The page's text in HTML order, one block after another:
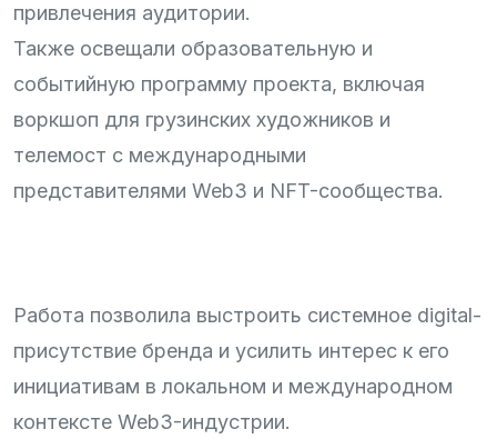
привлечения аудитории.
Также освещали образовательную и
событийную программу проекта, включая
воркшоп для грузинских художников и
телемост с международными
представителями Web3 и NFT-сообщества.
Работа позволила выстроить системное digital-
присутствие бренда и усилить интерес к его
инициативам в локальном и международном
контексте Web3-индустрии.